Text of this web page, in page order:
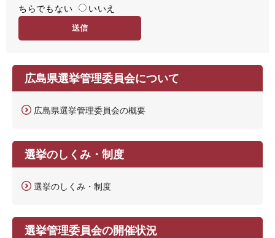
易
ちらでもない
いいえ
広島県選挙管理委員会について
広島県選挙管理委員会の概要
選挙のしくみ・制度
選挙のしくみ・制度
選挙管理委員会の開催状況